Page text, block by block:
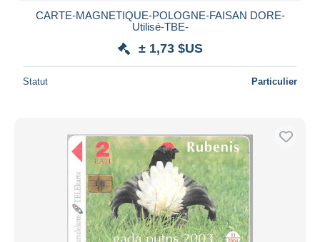
CARTE-MAGNETIQUE-POLOGNE-FAISAN DORE-
Utilisé-TBE-
± 1,73 $US
Statut Particulier